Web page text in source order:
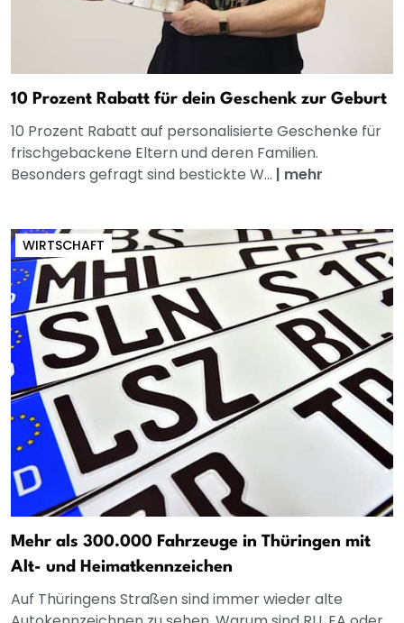
10 Prozent Rabatt für dein Geschenk zur Geburt
10 Prozent Rabatt auf personalisierte Geschenke für
frischgebackene Eltern und deren Familien.
Besonders gefragt sind bestickte W... | mehr
WIRTSCHAFT
Mehr als 300.000 Fahrzeuge in Thüringen mit
Alt- und Heimatkennzeichen
Auf Thüringens Straßen sind immer wieder alte